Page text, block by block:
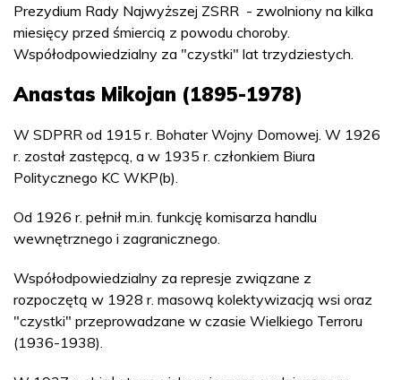
Prezydium Rady Najwyższej ZSRR - zwolniony na kilka
miesięcy przed śmiercią z powodu choroby.
Współodpowiedzialny za "czystki" lat trzydziestych.
Anastas Mikojan (1895-1978)
W SDPRR od 1915 r. Bohater Wojny Domowej. W 1926
r. został zastępcą, a w 1935 r. członkiem Biura
Politycznego KC WKP(b).
Od 1926 r. pełnił m.in. funkcję komisarza handlu
wewnętrznego i zagranicznego.
Współodpowiedzialny za represje związane z
rozpoczętą w 1928 r. masową kolektywizacją wsi oraz
"czystki" przeprowadzane w czasie Wielkiego Terroru
(1936-1938).